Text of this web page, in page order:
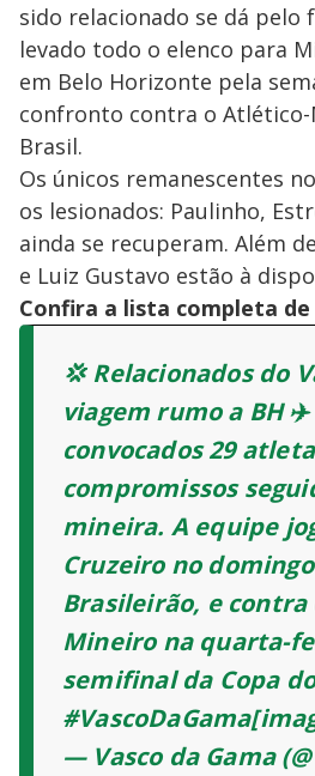
sido relacionado se dá pelo
levado todo o elenco para
em Belo Horizonte pela
confronto contra o Atlético-
Brasil.
Os únicos remanescentes
os lesionados: Paulinho,
ainda se recuperam. Além
e Luiz Gustavo estão à
Confira a lista completa
💢 Relacionados do
viagem rumo a BH
convocados 29
compromissos
mineira. A equipe
Cruzeiro no
Brasileirão, e
Mineiro na quarta-
semifinal da Copa
— Vasco da Gama